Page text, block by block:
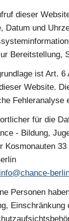
dieser
Datum und
Bereitstellung,
ist Art.
Website.
Fehleranalyse
für die
- Bildung,
Kosmonauten 33
info@chance-
Personen